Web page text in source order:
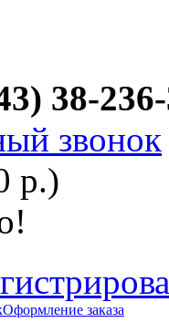
38-
звонок
р.)
Оформление заказа